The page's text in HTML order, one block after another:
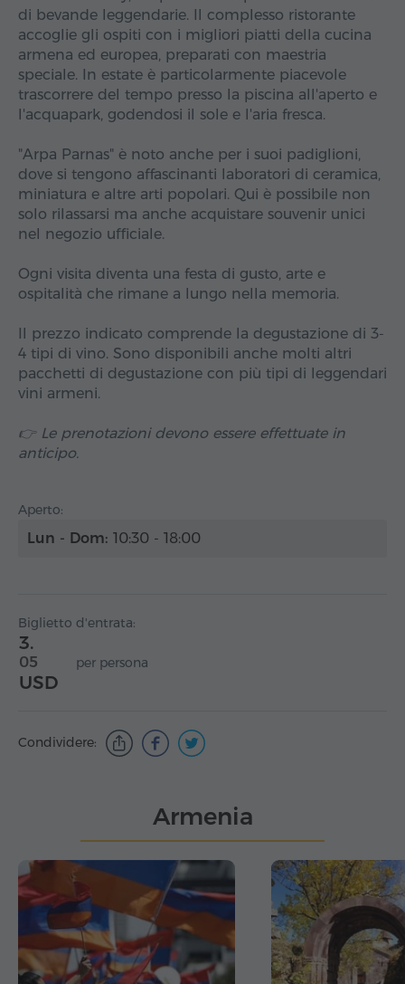
di bevande leggendarie. Il complesso ristorante
accoglie gli ospiti con i migliori piatti della cucina
armena ed europea, preparati con maestria
speciale. In estate è particolarmente piacevole
trascorrere del tempo presso la piscina all'aperto e
l'acquapark, godendosi il sole e l'aria fresca.
"Arpa Parnas" è noto anche per i suoi padiglioni,
dove si tengono affascinanti laboratori di ceramica,
miniatura e altre arti popolari. Qui è possibile non
solo rilassarsi ma anche acquistare souvenir unici
nel negozio ufficiale.
Ogni visita diventa una festa di gusto, arte e
ospitalità che rimane a lungo nella memoria.
Il prezzo indicato comprende la degustazione di 3-
4 tipi di vino. Sono disponibili anche molti altri
pacchetti di degustazione con più tipi di leggendari
vini armeni.
👉 Le prenotazioni devono essere effettuate in
anticipo.
Aperto:
Lun - Dom: 10:30 - 18:00
Biglietto d'entrata:
3.
05
USD
per persona
Condividere:
Armenia